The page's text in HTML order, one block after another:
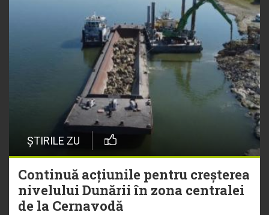
ȘTIRILE ZU
Continuă acțiunile pentru creșterea
nivelului Dunării în zona centralei
de la Cernavodă